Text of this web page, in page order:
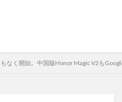
なく開始。中国版Honor Magic V2も